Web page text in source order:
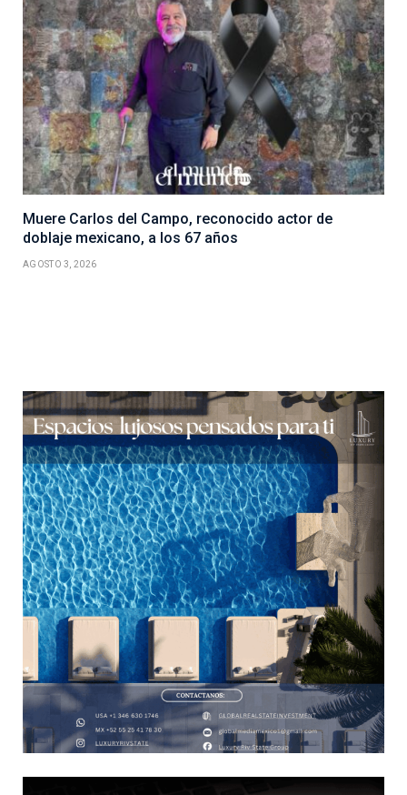
Muere Carlos del Campo, reconocido actor de
doblaje mexicano, a los 67 años
AGOSTO 3, 2026